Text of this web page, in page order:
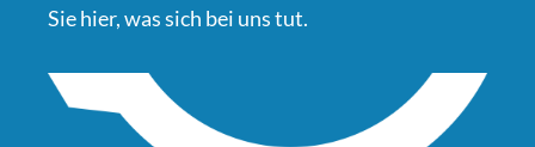
Sie hier, was sich bei uns tut.